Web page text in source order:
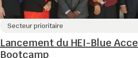
Secteur prioritaire
Lancement du HEI-Blue
Bootcamp